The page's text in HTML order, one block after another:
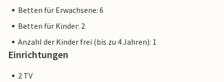
Betten für Erwachsene: 6
Betten für Kinder: 2
Anzahl der Kinder frei (bis zu 4 Jahren): 1
Einrichtungen
2 TV